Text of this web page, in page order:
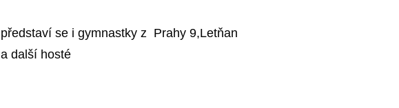
představí se i gymnastky z Prahy 9,Letňan
a další hosté